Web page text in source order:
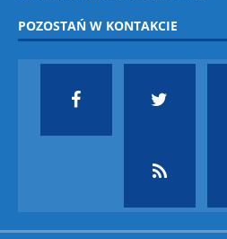
POZOSTAŃ W KONTAKCIE